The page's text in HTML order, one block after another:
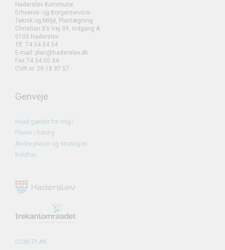
Haderslev Kommune
Erhvervs- og Borgerservice
Teknik og Miljø, Planlægning
Christian X’s Vej 39, indgang A
6100 Haderslev
Tlf. 74 34 34 34
E-mail: plan@haderslev.dk
Fax 74 34 00 34
CVR.nr. 29 18 97 57
Genveje
Hvad gælder for mig?
Planer i høring
Andre planer og strategier
Kolofon
COWI PLAN